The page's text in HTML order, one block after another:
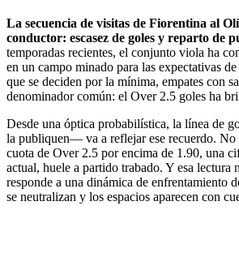
La secuencia de visitas de Fiorentina al
conductor: escasez de goles y reparto de
temporadas recientes, el conjunto viola ha
en un campo minado para las expectativas
que se deciden por la mínima, empates con
denominador común: el Over 2.5 goles ha
Desde una óptica probabilística, la línea de
la publiquen— va a reflejar ese recuerdo. No
cuota de Over 2.5 por encima de 1.90, una
actual, huele a partido trabado. Y esa lectura
responde a una dinámica de enfrentamiento
se neutralizan y los espacios aparecen con